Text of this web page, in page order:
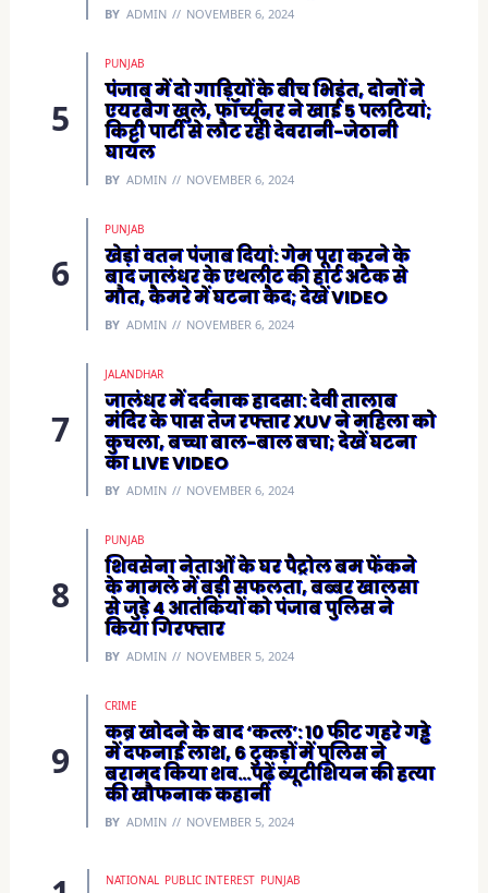
BY ADMIN NOVEMBER 6, 2024
PUNJAB
पंजाब में दो गाड़ियों के बीच भिड़ंत, दोनों ने
एयरबैग खुले, फॉर्च्यूनर ने खाई 5 पलटियां;
किट्टी पार्टी से लौट रही देवरानी-जेठानी
घायल
BY ADMIN NOVEMBER 6, 2024
PUNJAB
खेड़ां वतन पंजाब दियां: गेम पूरा करने के
बाद जालंधर के एथलीट की हार्ट अटैक से
मौत, कैमरे में घटना कैद; देखें VIDEO
BY ADMIN NOVEMBER 6, 2024
JALANDHAR
जालंधर में दर्दनाक हादसा: देवी तालाब
मंदिर के पास तेज रफ्तार XUV ने महिला को
कुचला, बच्चा बाल-बाल बचा; देखें घटना
का LIVE VIDEO
BY ADMIN NOVEMBER 6, 2024
PUNJAB
शिवसेना नेताओं के घर पैट्रोल बम फेंकने
के मामले में बड़ी सफलता, बब्बर खालसा
से जुड़े 4 आतंकियों को पंजाब पुलिस ने
किया गिरफ्तार
BY ADMIN NOVEMBER 5, 2024
CRIME
कब्र खोदने के बाद ‘कत्ल’: 10 फीट गहरे गड्ढे
में दफनाई लाश, 6 टुकड़ों में पुलिस ने
बरामद किया शव…पढ़ें ब्यूटीशियन की हत्या
की खौफनाक कहानी
BY ADMIN NOVEMBER 5, 2024
NATIONAL PUBLIC INTEREST PUNJAB